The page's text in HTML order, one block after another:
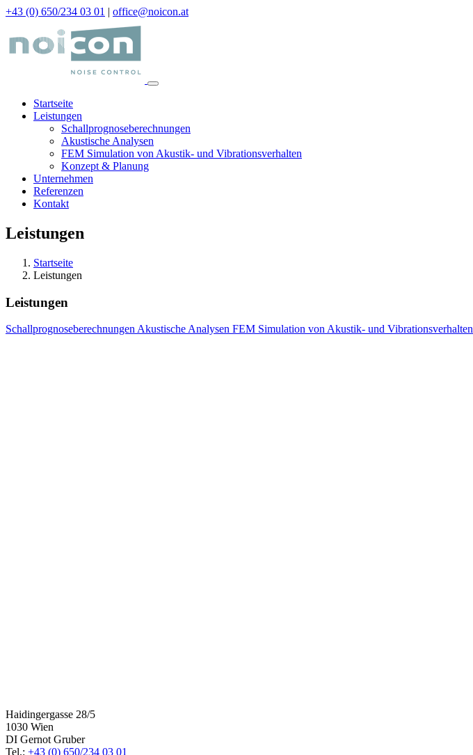
+43 (0) 650/234 03 01 | office@noicon.at
Startseite
Leistungen
Schallprognoseberechnungen
Akustische Analysen
FEM Simulation von Akustik- und Vibrationsverhalten
Konzept & Planung
Unternehmen
Referenzen
Kontakt
Leistungen
Startseite
Leistungen
Leistungen
Schallprognoseberechnungen Akustische Analysen FEM Simulation von Akustik- und Vibrationsverhalten
Haidingergasse 28/5
1030 Wien
DI Gernot Gruber
Tel.: +43 (0) 650/234 03 01